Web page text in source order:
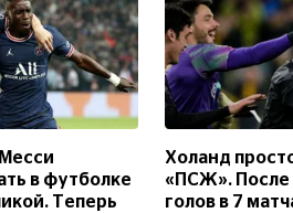
в футболке
Теперь
Холанд
«ПСЖ». После
голов в 7